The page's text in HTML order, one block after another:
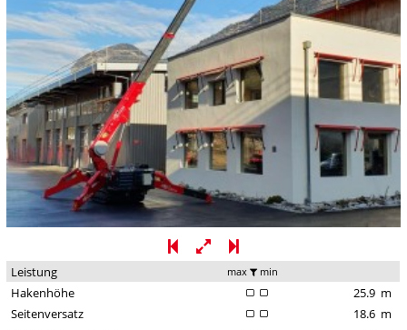
Leistung max min
Hakenhöhe 25.9 m
Seitenversatz
18.6 m